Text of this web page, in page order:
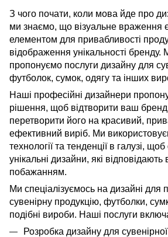
З чого почати, коли мова йде про
ми знаємо, що візуальне враження
елементом для привабливості
відображення унікальності бренду.
пропонуємо послуги дизайну для
футболок, сумок, одягу та інших
Наші професійні дизайнери
рішення, щоб відтворити ваш
перетворити його на красивий,
ефективний виріб. Ми
технології та тенденції в галузі,
унікальні дизайни, які
побажанням.
Ми спеціалізуємось на дизайні для
сувенірну продукцію, футболки,
подібні вироби. Наші послуги
Розробка дизайну для сувенірної